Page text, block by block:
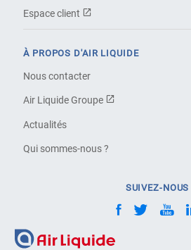
Espace client
À PROPOS D'AIR LIQUIDE
Nous contacter
Air Liquide Groupe
Actualités
Qui sommes-nous ?
SUIVEZ-NOUS